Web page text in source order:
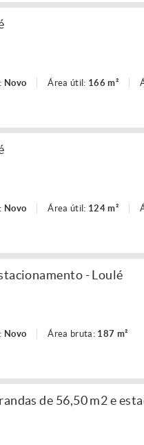
Novo Área útil: 166 m²
Novo Área útil: 124 m²
- Loulé
Novo Área bruta: 187 m²
de 56,50 m2 e